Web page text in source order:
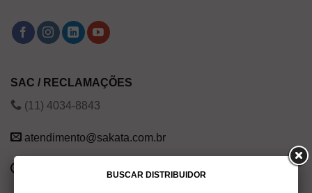
SAC / RECLAMAÇÕES
(11) 4034-8843
atendimento@sakata.com.br
Segunda a Sexta das 8h às 20h
BUSCAR DISTRIBUIDOR